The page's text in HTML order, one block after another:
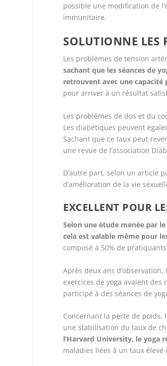
possible une modification de
immunitaire.
SOLUTIONNE LES
Les problèmes de tension
sachant que les séances de
retrouvent avec une
pour arriver à un résultat
Les problèmes de dos et du
Les diabétiques peuvent
Sachant que ce taux peut
une revue de l’association
D’autre part, selon un article
d’amélioration de la vie
EXCELLENT POUR
Selon une étude menée par
cela est valable même pour
composé à 50% de
Après deux ans
exercices de yoga avaient
participé à des séances de
Concernant la perte de poids,
une stabilisation du taux de
l’Harvard University, le yoga
maladies liées à un taux élevé